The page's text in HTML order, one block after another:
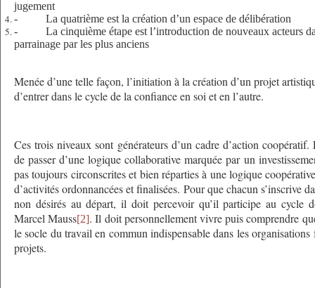
jugement
-
La quatrième est la création d’un espace de délibération
-
La cinquième étape est l’introduction de nouveaux acteurs
parrainage par les plus anciens
Menée d’une telle façon, l’initiation à la création d’un projet
d’entrer dans le cycle de la confiance en soi et en l’autre.
Ces trois niveaux sont générateurs d’un cadre d’action
de passer d’une logique collaborative marquée par un
pas toujours circonscrites et bien réparties à une logique
d’activités ordonnancées et finalisées. Pour que chacun s’inscrive
non désirés au départ, il doit percevoir qu’il participe au cycle
Marcel Mauss[2]. Il doit personnellement vivre puis comprendre
le socle du travail en commun indispensable dans les organisations
projets.